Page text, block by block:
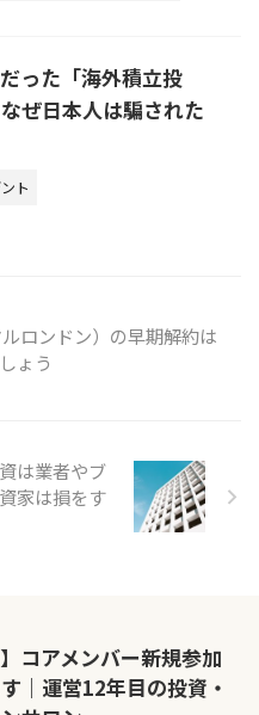
った「海外積立投
ぜ日本人は騙された
ト
ロンドン）の早期解約は
ょう
は業者やブ
家は損をす
コアメンバー新規参加
｜運営12年目の投資・